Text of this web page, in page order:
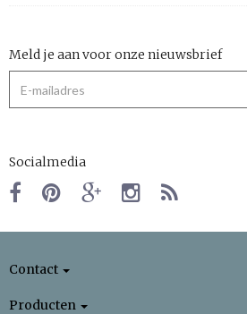
Meld je aan voor onze nieuwsbrief
Socialmedia
Contact
Producten